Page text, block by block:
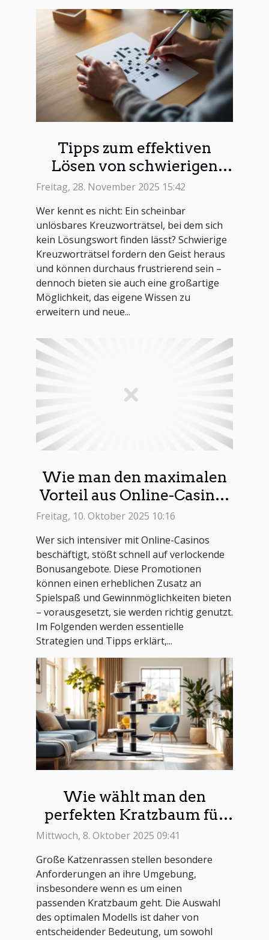
Tipps zum effektiven
Lösen von schwierigen
Kreuzworträtseln
Freitag, 28. November 2025 15:42
Wer kennt es nicht: Ein scheinbar
unlösbares Kreuzworträtsel, bei dem sich
kein Lösungswort finden lässt? Schwierige
Kreuzworträtsel fordern den Geist heraus
und können durchaus frustrierend sein –
dennoch bieten sie auch eine großartige
Möglichkeit, das eigene Wissen zu
erweitern und neue...
Wie man den maximalen
Vorteil aus Online-Casino-
Boni zieht
Freitag, 10. Oktober 2025 10:16
Wer sich intensiver mit Online-Casinos
beschäftigt, stößt schnell auf verlockende
Bonusangebote. Diese Promotionen
können einen erheblichen Zusatz an
Spielspaß und Gewinnmöglichkeiten bieten
– vorausgesetzt, sie werden richtig genutzt.
Im Folgenden werden essentielle
Strategien und Tipps erklärt,...
Wie wählt man den
perfekten Kratzbaum für
große Katzenrassen?
Mittwoch, 8. Oktober 2025 09:41
Große Katzenrassen stellen besondere
Anforderungen an ihre Umgebung,
insbesondere wenn es um einen
passenden Kratzbaum geht. Die Auswahl
des optimalen Modells ist daher von
entscheidender Bedeutung, um sowohl